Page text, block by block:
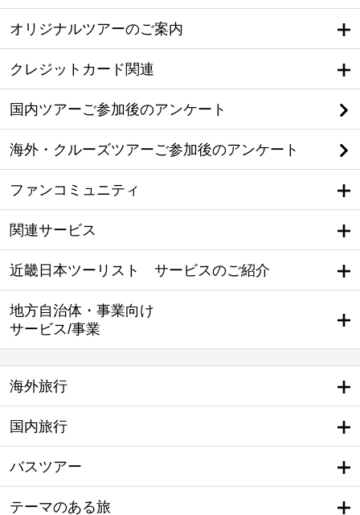
オリジナルツアーのご案内
クレジットカード関連
国内ツアーご参加後のアンケート
海外・クルーズツアーご参加後のアンケート
ファンコミュニティ
関連サービス
近畿日本ツーリスト サービスのご紹介
地方自治体・事業向け
サービス/事業
海外旅行
国内旅行
バスツアー
テーマのある旅